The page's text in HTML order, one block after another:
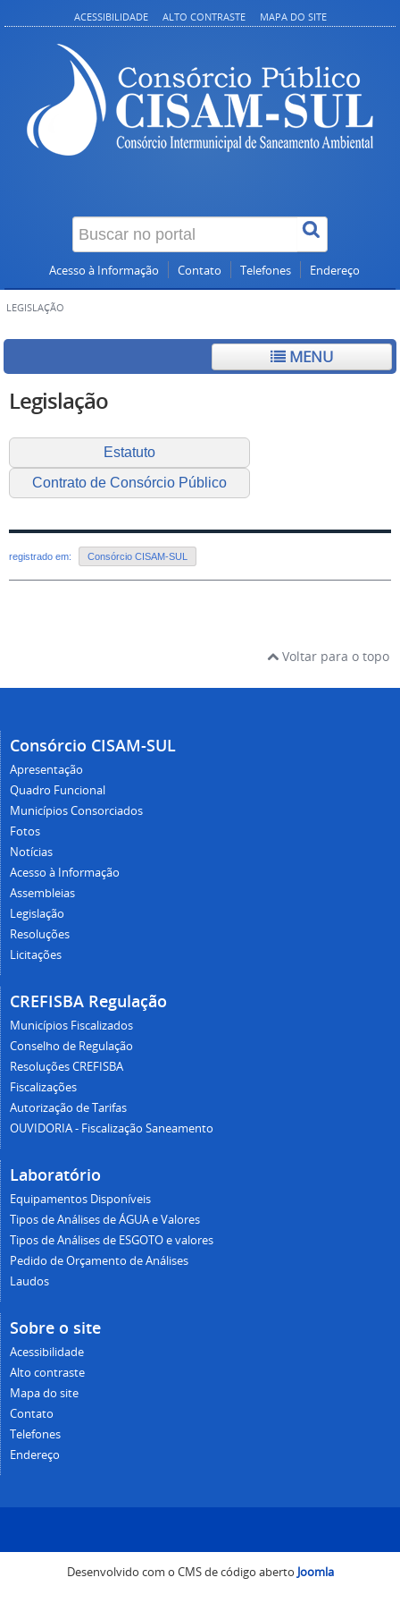
ACESSIBILIDADE ALTO CONTRASTE MAPA DO SITE
Acesso à Informação Contato Telefones Endereço
LEGISLAÇÃO
MENU
Legislação
Estatuto
Contrato de Consórcio Público
registrado em: Consórcio CISAM-SUL
Voltar para o topo
Consórcio CISAM-SUL
Apresentação
Quadro Funcional
Municípios Consorciados
Fotos
Notícias
Acesso à Informação
Assembleias
Legislação
Resoluções
Licitações
CREFISBA Regulação
Municípios Fiscalizados
Conselho de Regulação
Resoluções CREFISBA
Fiscalizações
Autorização de Tarifas
OUVIDORIA - Fiscalização Saneamento
Laboratório
Equipamentos Disponíveis
Tipos de Análises de ÁGUA e Valores
Tipos de Análises de ESGOTO e valores
Pedido de Orçamento de Análises
Laudos
Sobre o site
Acessibilidade
Alto contraste
Mapa do site
Contato
Telefones
Endereço
Desenvolvido com o CMS de código aberto Joomla